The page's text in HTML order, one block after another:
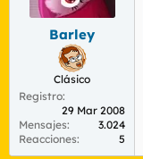
Barley
Clásico
Registro
29 Mar 2008
Mensajes
3.024
Reacciones
5